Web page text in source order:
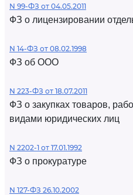
N 99-ФЗ от 04.05.2011
ФЗ о лицензировании
N 14-ФЗ от 08.02.1998
ФЗ об ООО
N 223-ФЗ от 18.07.2011
ФЗ о закупках товаров,
видами юридических лиц
N 2202-1 от 17.01.1992
ФЗ о прокуратуре
N 127-ФЗ 26.10.2002